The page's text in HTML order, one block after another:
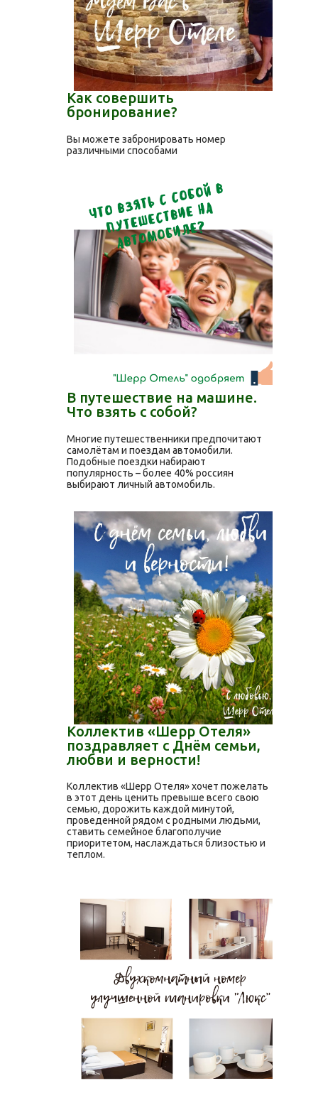
Как совершить
бронирование?
Вы можете забронировать номер
различными способами
В путешествие на машине.
Что взять с собой?
Многие путешественники предпочитают
самолётам и поездам автомобили.
Подобные поездки набирают
популярность – более 40% россиян
выбирают личный автомобиль.
Коллектив «Шерр Отеля»
поздравляет с Днём семьи,
любви и верности!
Коллектив «Шерр Отеля» хочет пожелать
в этот день ценить превыше всего свою
семью, дорожить каждой минутой,
проведенной рядом с родными людьми,
ставить семейное благополучие
приоритетом, наслаждаться близостью и
теплом.